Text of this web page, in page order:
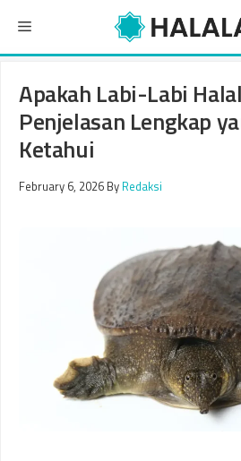
content
Menu
Apakah Labi-Labi
Penjelasan Lengkap
Ketahui
February 6, 2026 By Redaksi